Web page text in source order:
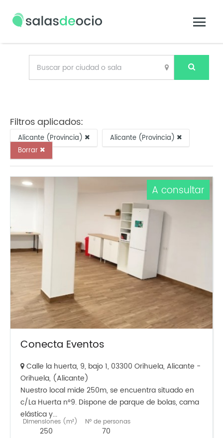
Filtros aplicados:
Alicante (Provincia)
Alicante (Provincia)
Borrar
Conecta Eventos
A consultar
Calle la huerta, 9, bajo 1, 03300 Orihuela, Alicante -
Orihuela, (Alicante)
Nuestro local mide 250m, se encuentra situado en
c/La Huerta n°9. Dispone de parque de bolas, cama
elástica y...
Dimensiones (m²)
250
Nº de personas
70